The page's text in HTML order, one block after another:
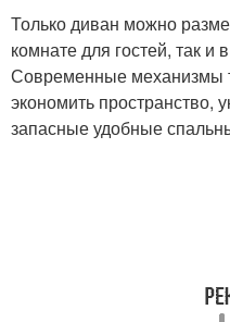
Только диван можно
комнате для гостей, так и
Современные механизмы
экономить пространство,
запасные удобные